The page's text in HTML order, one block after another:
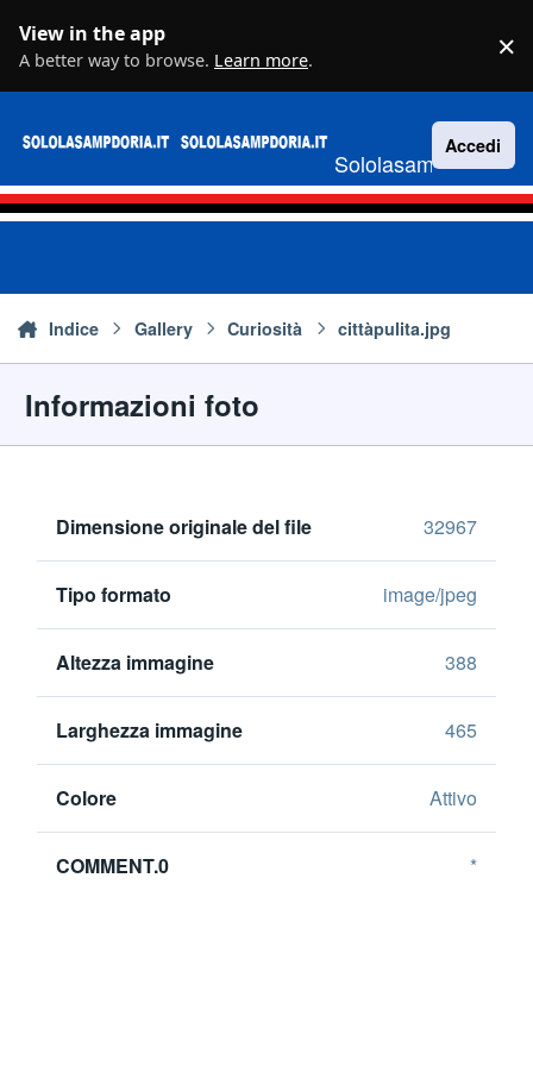
View in the app
A better way to browse. Learn more. ×
Sololasampdoria.it
Accedi
Indice Gallery Curiosità cittàpulita.jpg
Informazioni foto
Dimensione originale del file 32967
Tipo formato image/jpeg
Altezza immagine 388
Larghezza immagine 465
Colore Attivo
COMMENT.0 *